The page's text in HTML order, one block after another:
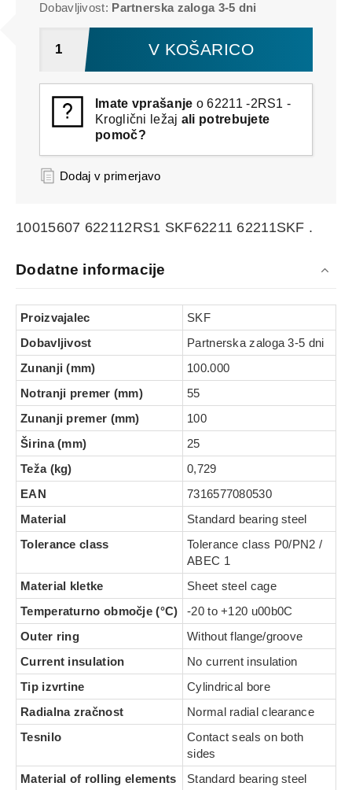
Dobavljivost: Partnerska zaloga 3-5 dni
V KOŠARICO
Imate vprašanje o 62211 -2RS1 -
Kroglični ležaj ali potrebujete
pomoč?
Dodaj v primerjavo
10015607 622112RS1 SKF62211 62211SKF .
Dodatne informacije
Proizvajalec
SKF
Dobavljivost
Partnerska zaloga 3-5 dni
Zunanji (mm)
100.000
Notranji premer (mm)
55
Zunanji premer (mm)
100
Širina (mm)
25
Teža (kg)
0,729
EAN
7316577080530
Material
Standard bearing steel
Tolerance class
Tolerance class P0/PN2 /
ABEC 1
Material kletke
Sheet steel cage
Temperaturno območje (°C)
-20 to +120 u00b0C
Outer ring
Without flange/groove
Current insulation
No current insulation
Tip izvrtine
Cylindrical bore
Radialna zračnost
Normal radial clearance
Tesnilo
Contact seals on both
sides
Material of rolling elements
Standard bearing steel